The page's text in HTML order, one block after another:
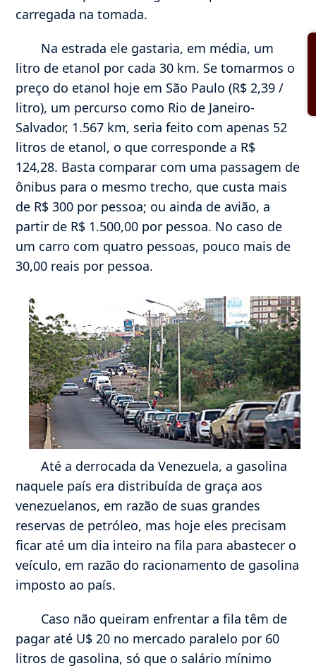
carregada na tomada.
Na estrada ele gastaria, em média, um
litro de etanol por cada 30 km. Se tomarmos o
preço do etanol hoje em São Paulo (R$ 2,39 /
litro), um percurso como Rio de Janeiro-
Salvador, 1.567 km, seria feito com apenas 52
litros de etanol, o que corresponde a R$
124,28. Basta comparar com uma passagem de
ônibus para o mesmo trecho, que custa mais
de R$ 300 por pessoa; ou ainda de avião, a
partir de R$ 1.500,00 por pessoa. No caso de
um carro com quatro pessoas, pouco mais de
30,00 reais por pessoa.
Até a derrocada da Venezuela, a gasolina
naquele país era distribuída de graça aos
venezuelanos, em razão de suas grandes
reservas de petróleo, mas hoje eles precisam
ficar até um dia inteiro na fila para abastecer o
veículo, em razão do racionamento de gasolina
imposto ao país.
Caso não queiram enfrentar a fila têm de
pagar até U$ 20 no mercado paralelo por 60
litros de gasolina, só que o salário mínimo